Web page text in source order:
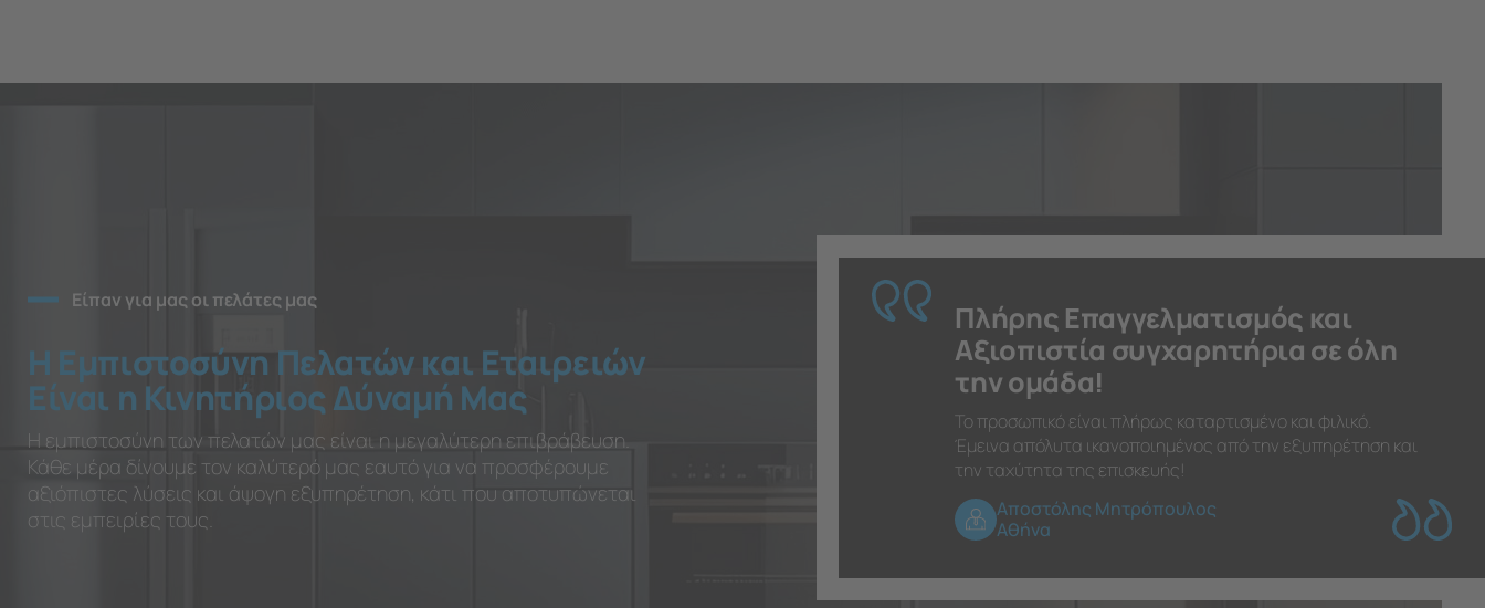
Είπαν για μας οι πελάτες μας
Η Εμπιστοσύνη Πελατών και Εταιρειών
Είναι η Κινητήριος Δύναμή Μας
Η εμπιστοσύνη των πελατών μας είναι η μεγαλύτερη επιβράβευση.
Κάθε μέρα δίνουμε τον καλύτερό μας εαυτό για να προσφέρουμε
αξιόπιστες λύσεις και άψογη εξυπηρέτηση, κάτι που αποτυπώνεται
στις εμπειρίες τους.
Πλήρης Επαγγελματισμός και
Αξιοπιστία συγχαρητήρια σε όλη
την ομάδα!
Το προσωπικό είναι πλήρως καταρτισμένο και φιλικό.
Έμεινα απόλυτα ικανοποιημένος από την εξυπηρέτηση και
την ταχύτητα της επισκευής!
Αποστόλης Μητρόπουλος
Αθήνα